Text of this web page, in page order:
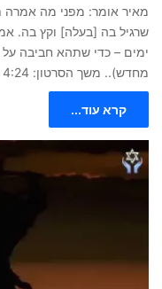
מאיר אומר: מפני מה
שרגיל בה [בעלה] וקץ בה.
ימים – כדי שתהא חביבה
מחדש).. משך הסרטון: 4:24
קרא עוד...